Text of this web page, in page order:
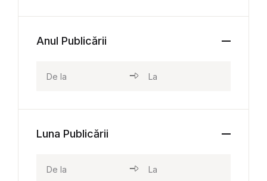
Anul Publicării
Luna Publicării